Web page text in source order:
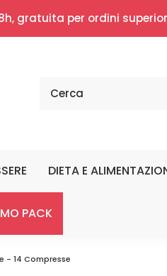
gratuita per ordini
DIETA E
PACK
- 14 Compresse